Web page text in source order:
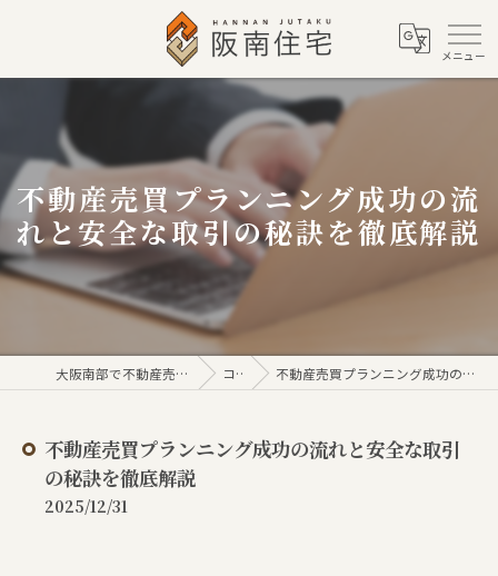
不動産売買プランニング成功の流
れと安全な取引の秘訣を徹底解説
大阪南部で不動産売買なら株式会社阪南住宅 コラム 不動産売買プランニング成功の流れと安全な取引の秘訣を徹底解説
不動産売買プランニング成功の流れと安全な取引
の秘訣を徹底解説
2025/12/31